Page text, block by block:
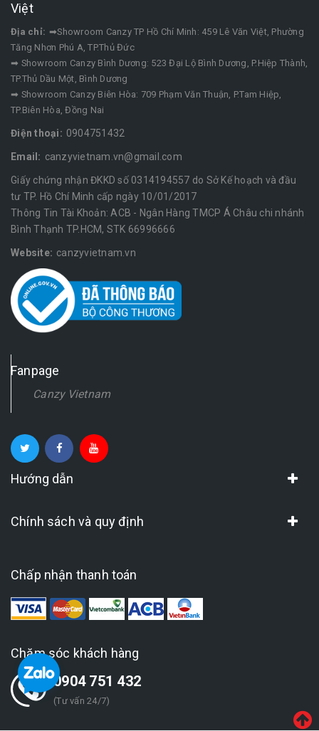
Việt
Địa chỉ: ➡Showroom Canzy TP Hồ Chí Minh: 459 Lê Văn Việt, Phường
Tăng Nhơn Phú A, TP.Thủ Đức
➡ Showroom Canzy Bình Dương: 523 Đại Lộ Bình Dương, P.Hiệp Thành,
TP.Thủ Dầu Một, Bình Dương
➡ Showroom Canzy Biên Hòa: 709 Phạm Văn Thuận, P.Tam Hiệp,
TP.Biên Hòa, Đồng Nai
Điện thoại: 0904751432
Email: canzyvietnam.vn@gmail.com
Giấy chứng nhận ĐKKD số 0314194557 do Sở Kế hoạch và đầu
tư TP. Hồ Chí Minh cấp ngày 10/01/2017
Thông Tin Tài Khoản: ACB - Ngân Hàng TMCP Á Châu chi nhánh
Bình Thạnh TP.HCM, STK 66996666
Website: canzyvietnam.vn
Fanpage
Canzy Vietnam
Hướng dẫn
Chính sách và quy định
Chấp nhận thanh toán
Chăm sóc khách hàng
0904 751 432
(Tư vấn 24/7)